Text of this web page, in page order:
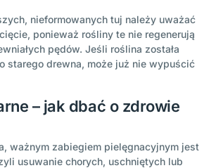
nieformowanych tuj należy uważać
ponieważ rośliny te nie regenerują
pędów. Jeśli roślina została
starego drewna, może już nie wypuścić
– jak dbać o zdrowie
ważnym zabiegiem pielęgnacyjnym jest
usuwanie chorych, uschniętych lub